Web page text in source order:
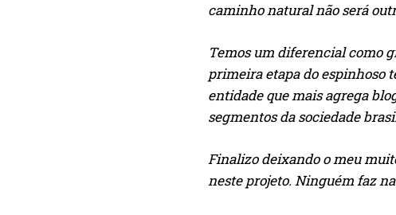
caminho natural não será
Temos um diferencial como
primeira etapa do espinhoso
entidade que mais agrega
segmentos da sociedade
Finalizo deixando o meu
neste projeto. Ninguém faz